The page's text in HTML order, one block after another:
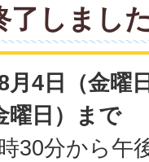
了しまし
月4日（金曜
曜日）まで
時30分から午